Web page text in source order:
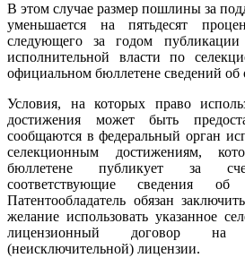
В этом случае размер пошлины за
уменьшается на пятьдесят
следующего за годом
исполнительной власти по
официальном бюллетене сведений об
Условия, на которых право
достижения может быть
сообщаются в федеральный орган
селекционным достижениям,
бюллетене публикует за счет
соответствующие сведения об
Патентообладатель обязан
желание использовать указанное
лицензионный договор на
(неисключительной) лицензии.